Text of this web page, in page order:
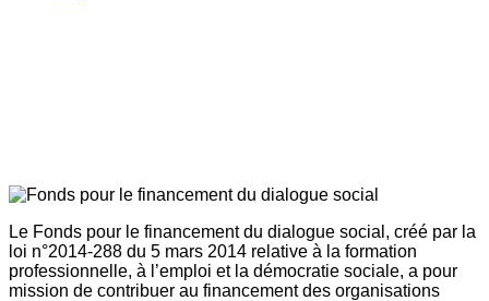
Le Fonds pour le financement du dialogue social, créé par la
loi n°2014-288 du 5 mars 2014 relative à la formation
professionnelle, à l’emploi et la démocratie sociale, a pour
mission de contribuer au financement des organisations